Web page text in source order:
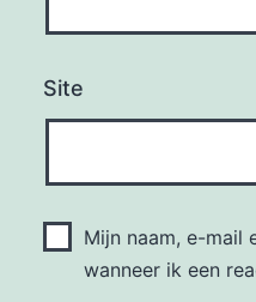
Site
Mijn naam, e-mail
wanneer ik een